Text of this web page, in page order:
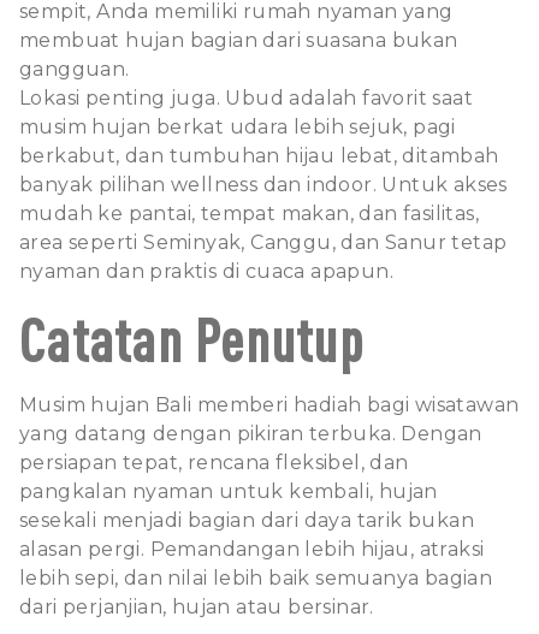
sempit, Anda memiliki rumah nyaman yang
membuat hujan bagian dari suasana bukan
gangguan.
Lokasi penting juga. Ubud adalah favorit saat
musim hujan berkat udara lebih sejuk, pagi
berkabut, dan tumbuhan hijau lebat, ditambah
banyak pilihan wellness dan indoor. Untuk akses
mudah ke pantai, tempat makan, dan fasilitas,
area seperti Seminyak, Canggu, dan Sanur tetap
nyaman dan praktis di cuaca apapun.
Catatan Penutup
Musim hujan Bali memberi hadiah bagi wisatawan
yang datang dengan pikiran terbuka. Dengan
persiapan tepat, rencana fleksibel, dan
pangkalan nyaman untuk kembali, hujan
sesekali menjadi bagian dari daya tarik bukan
alasan pergi. Pemandangan lebih hijau, atraksi
lebih sepi, dan nilai lebih baik semuanya bagian
dari perjanjian, hujan atau bersinar.